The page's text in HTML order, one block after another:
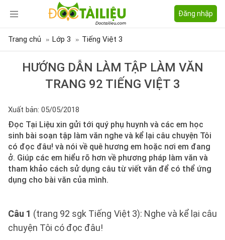
Đăng nhập
Trang chủ Lớp 3 Tiếng Việt 3
HƯỚNG DẪN LÀM TẬP LÀM VĂN
TRANG 92 TIẾNG VIỆT 3
Xuất bản: 05/05/2018
Đọc Tại Liệu xin gửi tới quý phụ huynh và các em học
sinh bài soạn tập làm văn nghe và kể lại câu chuyện Tôi
có đọc đâu! và nói về quê hương em hoặc nơi em đang
ở. Giúp các em hiểu rõ hơn về phương pháp làm văn và
tham khảo cách sử dụng câu từ viết văn để có thể ứng
dụng cho bài văn của mình.
Câu 1 (trang 92 sgk Tiếng Việt 3): Nghe và kể lại câu
chuyện Tôi có đọc đâu!